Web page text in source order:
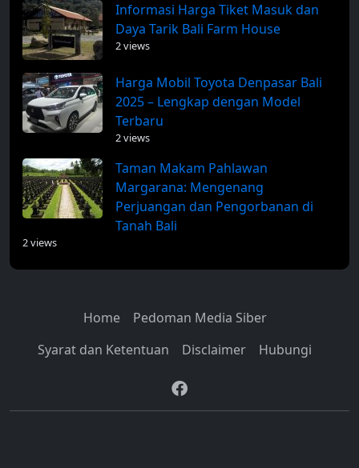
Informasi Harga Tiket Masuk dan
Daya Tarik Bali Farm House
2 views
Harga Mobil Toyota Denpasar Bali
2025 – Lengkap dengan Model
Terbaru
2 views
Taman Makam Pahlawan
Margarana: Mengenang
Perjuangan dan Pengorbanan di
Tanah Bali
2 views
Home
Pedoman Media Siber
Syarat dan Ketentuan
Disclaimer Hubungi